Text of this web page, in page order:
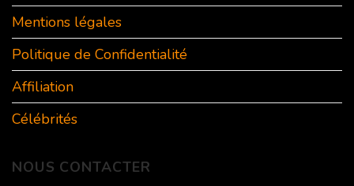
Mentions légales
Politique de Confidentialité
Affiliation
Célébrités
NOUS CONTACTER